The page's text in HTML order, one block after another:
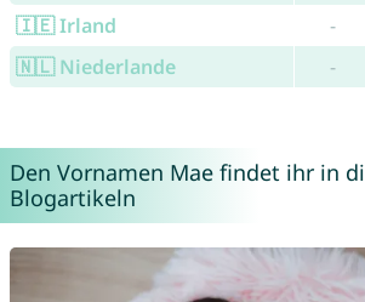
🇮🇪 Irland
-
🇳🇱 Niederlande
-
Den Vornamen Mae findet ihr in
Blogartikeln